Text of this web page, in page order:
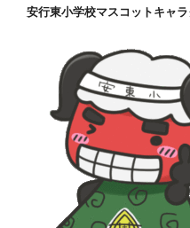
安行東小学校マスコットキャ